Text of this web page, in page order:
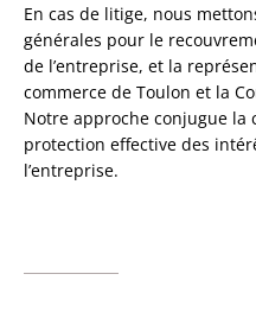
En cas de litige, nous
générales pour le
de l’entreprise, et la
commerce de Toulon et la
Notre approche conjugue
protection effective des
l’entreprise.